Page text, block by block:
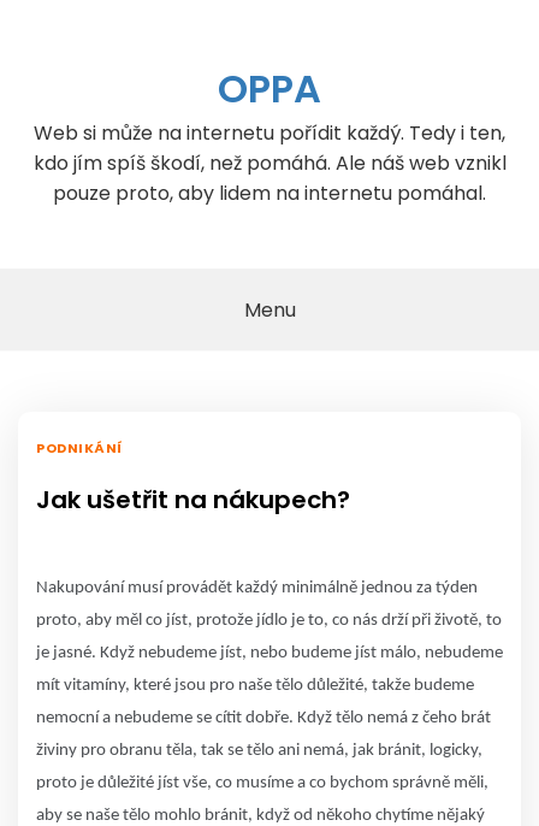
OPPA
Web si může na internetu pořídit každý. Tedy i ten,
kdo jím spíš škodí, než pomáhá. Ale náš web vznikl
pouze proto, aby lidem na internetu pomáhal.
Menu
PODNIKÁNÍ
Jak ušetřit na nákupech?
Nakupování musí provádět každý minimálně jednou za týden
proto, aby měl co jíst, protože jídlo je to, co nás drží při životě, to
je jasné. Když nebudeme jíst, nebo budeme jíst málo, nebudeme
mít vitamíny, které jsou pro naše tělo důležité, takže budeme
nemocní a nebudeme se cítit dobře. Když tělo nemá z čeho brát
živiny pro obranu těla, tak se tělo ani nemá, jak bránit, logicky,
proto je důležité jíst vše, co musíme a co bychom správně měli,
aby se naše tělo mohlo bránit, když od někoho chytíme nějaký